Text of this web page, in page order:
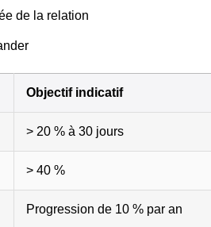
de la relation
Objectif indicatif
> 20 % à 30 jours
> 40 %
Progression de 10 % par an